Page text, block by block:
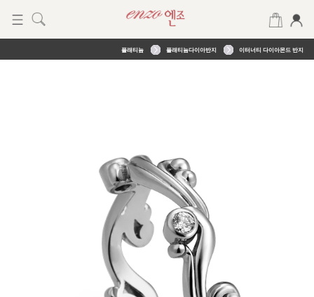
플래티늄 플래티늄다이아반지 이터너티 다이아몬드 반지